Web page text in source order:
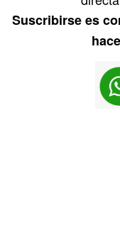
Suscribirse es